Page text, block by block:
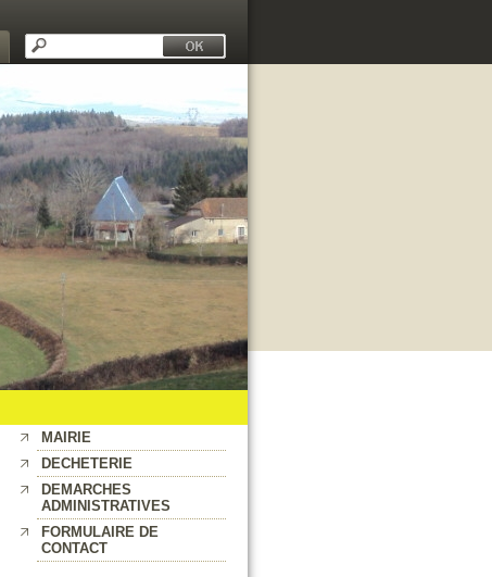
MAIRIE
DECHETERIE
DEMARCHES
ADMINISTRATIVES
FORMULAIRE DE
CONTACT